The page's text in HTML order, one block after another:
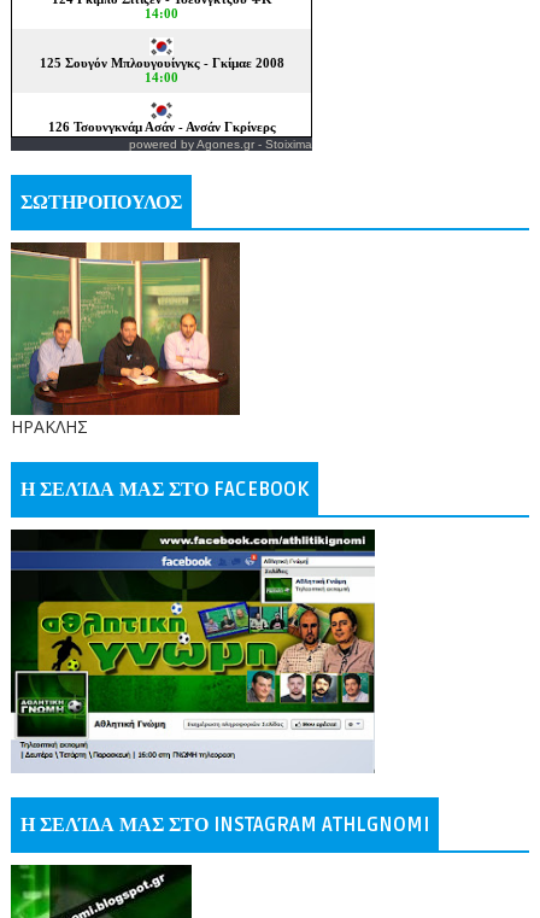
powered byAgones.gr- Stoixima
ΣΩΤΗΡΟΠΟΥΛΟΣ
ΗΡΑΚΛΗΣ
Η ΣΕΛΊΔΑ ΜΑΣ ΣΤΟ FACEBOOK
Η ΣΕΛΊΔΑ ΜΑΣ ΣΤΟ INSTAGRAM ATHLGNOMI